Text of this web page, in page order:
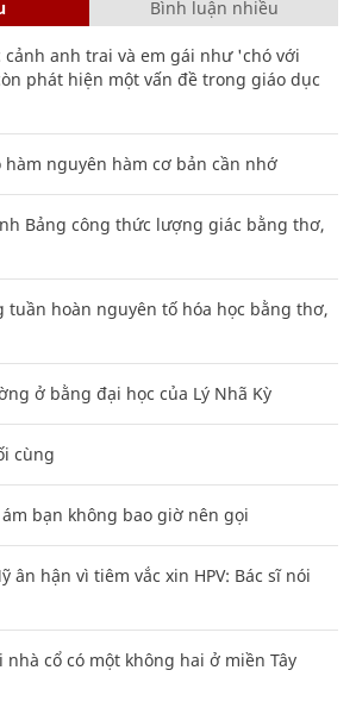
Bình luận nhiều
anh trai và em gái như 'chó với
phát hiện một vấn đề trong giáo dục
hàm nguyên hàm cơ bản cần nhớ
Bảng công thức lượng giác bằng thơ,
tuần hoàn nguyên tố hóa học bằng thơ,
ở bằng đại học của Lý Nhã Kỳ
cùng
bạn không bao giờ nên gọi
ân hận vì tiêm vắc xin HPV: Bác sĩ nói
cổ có một không hai ở miền Tây